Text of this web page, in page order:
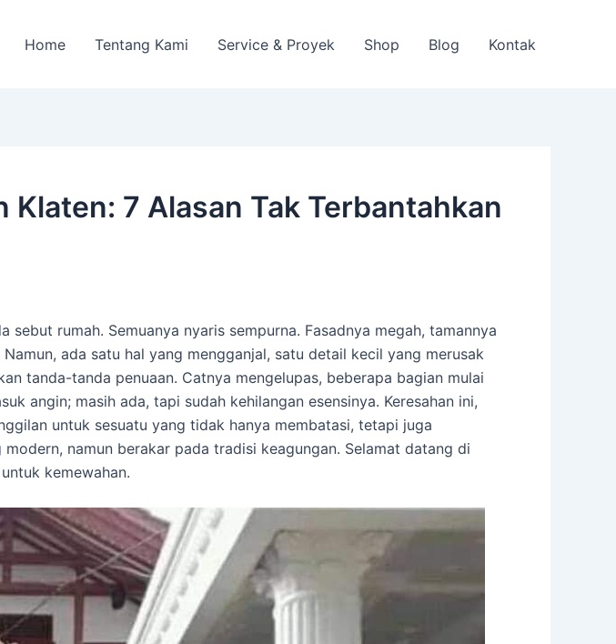
Home Tentang Kami Service & Proyek Shop Blog Kontak
7 Alasan Tak Terbantahkan
rumah. Semuanya nyaris sempurna. Fasadnya megah, tamannya
ada satu hal yang mengganjal, satu detail kecil yang merusak
tanda-tanda penuaan. Catnya mengelupas, beberapa bagian mulai
angin; masih ada, tapi sudah kehilangan esensinya. Keresahan ini,
untuk sesuatu yang tidak hanya membatasi, tetapi juga
namun berakar pada tradisi keagungan. Selamat datang di
kemewahan.